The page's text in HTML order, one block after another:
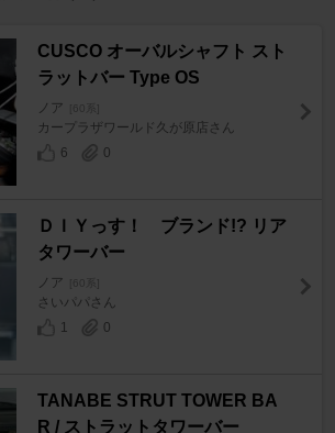
CUSCO オーバルシャフト スト
ラットバー Type OS
ノア [60系]
カープラザワールド久が原店さん
6
0
ＤＩＹっす！ ブランド!? リア
タワーバー
ノア [60系]
さいパパさん
1
0
TANABE STRUT TOWER BA
R / ストラットタワーバー